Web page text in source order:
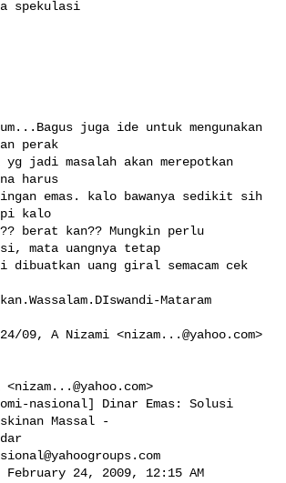
spekulasi
juga ide untuk mengunakan
perak
yg jadi masalah akan merepotkan
harus
emas. kalo bawanya sedikit sih
kalo
berat kan?? Mungkin perlu
mata uangnya tetap
dibuatkan uang giral semacam cek
Mataram
09, A Nizami <nizam...@yahoo.com>
<nizam...@yahoo.com>
nasional] Dinar Emas: Solusi
Massal -
February 24, 2009, 12:15 AM